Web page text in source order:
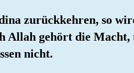
zurückkehren, so
gehört die Macht,
nicht.